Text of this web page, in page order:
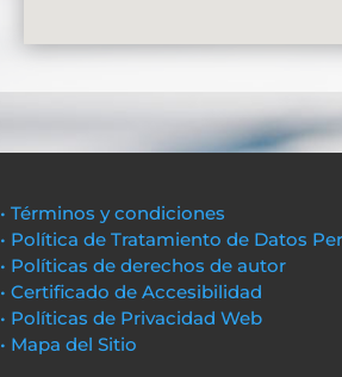
• Términos y condiciones
• Política de Tratamiento de Datos
• Políticas de derechos de autor
• Certificado de Accesibilidad
• Políticas de Privacidad Web
• Mapa del Sitio